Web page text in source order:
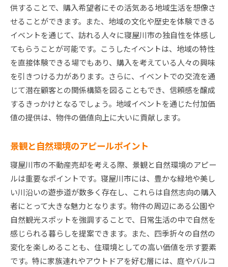
供することで、購入希望者にその活気ある地域生活を想像さ
せることができます。また、地域の文化や歴史を体験できる
イベントを通じて、訪れる人々に寝屋川市の独自性を体感し
てもらうことが可能です。こうしたイベントは、地域の特性
を直接体験できる場でもあり、購入を考えている人々の興味
を引きつける力があります。さらに、イベントでの交流を通
じて潜在顧客との関係構築を図ることもでき、信頼感を醸成
するきっかけとなるでしょう。地域イベントを通じた付加価
値の提供は、物件の価値向上に大いに貢献します。
景観と自然環境のアピールポイント
寝屋川市の不動産売却を考える際、景観と自然環境のアピー
ルは重要なポイントです。寝屋川市には、豊かな緑地や美し
い川沿いの遊歩道が数多く存在し、これらは自然志向の購入
者にとって大きな魅力となります。物件の周辺にある公園や
自然観光スポットを強調することで、日常生活の中で自然を
感じられる暮らしを提案できます。また、四季折々の自然の
変化を楽しめることも、住環境としての高い価値を示す要素
です。特に家族連れやアウトドアを好む層には、庭やバルコ